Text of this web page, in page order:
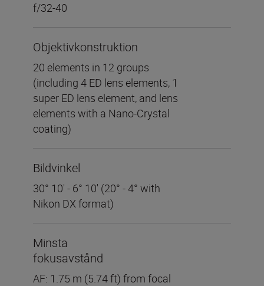
f/32-40
Objektivkonstruktion
20 elements in 12 groups
(including 4 ED lens elements, 1
super ED lens element, and lens
elements with a Nano-Crystal
coating)
Bildvinkel
30° 10′ - 6° 10′ (20° - 4° with
Nikon DX format)
Minsta
fokusavstånd
AF: 1.75 m (5.74 ft) from focal